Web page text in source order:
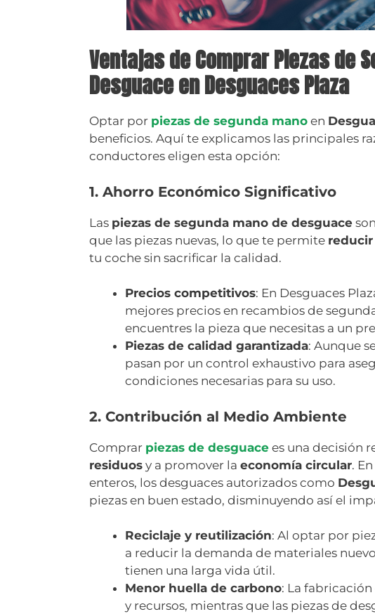
Ventajas de Comprar Piezas de
Desguace en Desguaces Plaza
Optar por piezas de segunda mano en
beneficios. Aquí te explicamos las principales
conductores eligen esta opción:
1. Ahorro Económico Significativo
Las piezas de segunda mano de desguace
que las piezas nuevas, lo que te permite reducir
tu coche sin sacrificar la calidad.
Precios competitivos: En Desguaces
mejores precios en recambios de
encuentres la pieza que necesitas a un
Piezas de calidad garantizada: Aunque
pasan por un control exhaustivo para
condiciones necesarias para su uso.
2. Contribución al Medio Ambiente
Comprar piezas de desguace es una decisión
residuos y a promover la economía circular.
enteros, los desguaces autorizados como
piezas en buen estado, disminuyendo así el
Reciclaje y reutilización: Al optar por
a reducir la demanda de materiales
tienen una larga vida útil.
Menor huella de carbono: La
y recursos, mientras que las piezas de